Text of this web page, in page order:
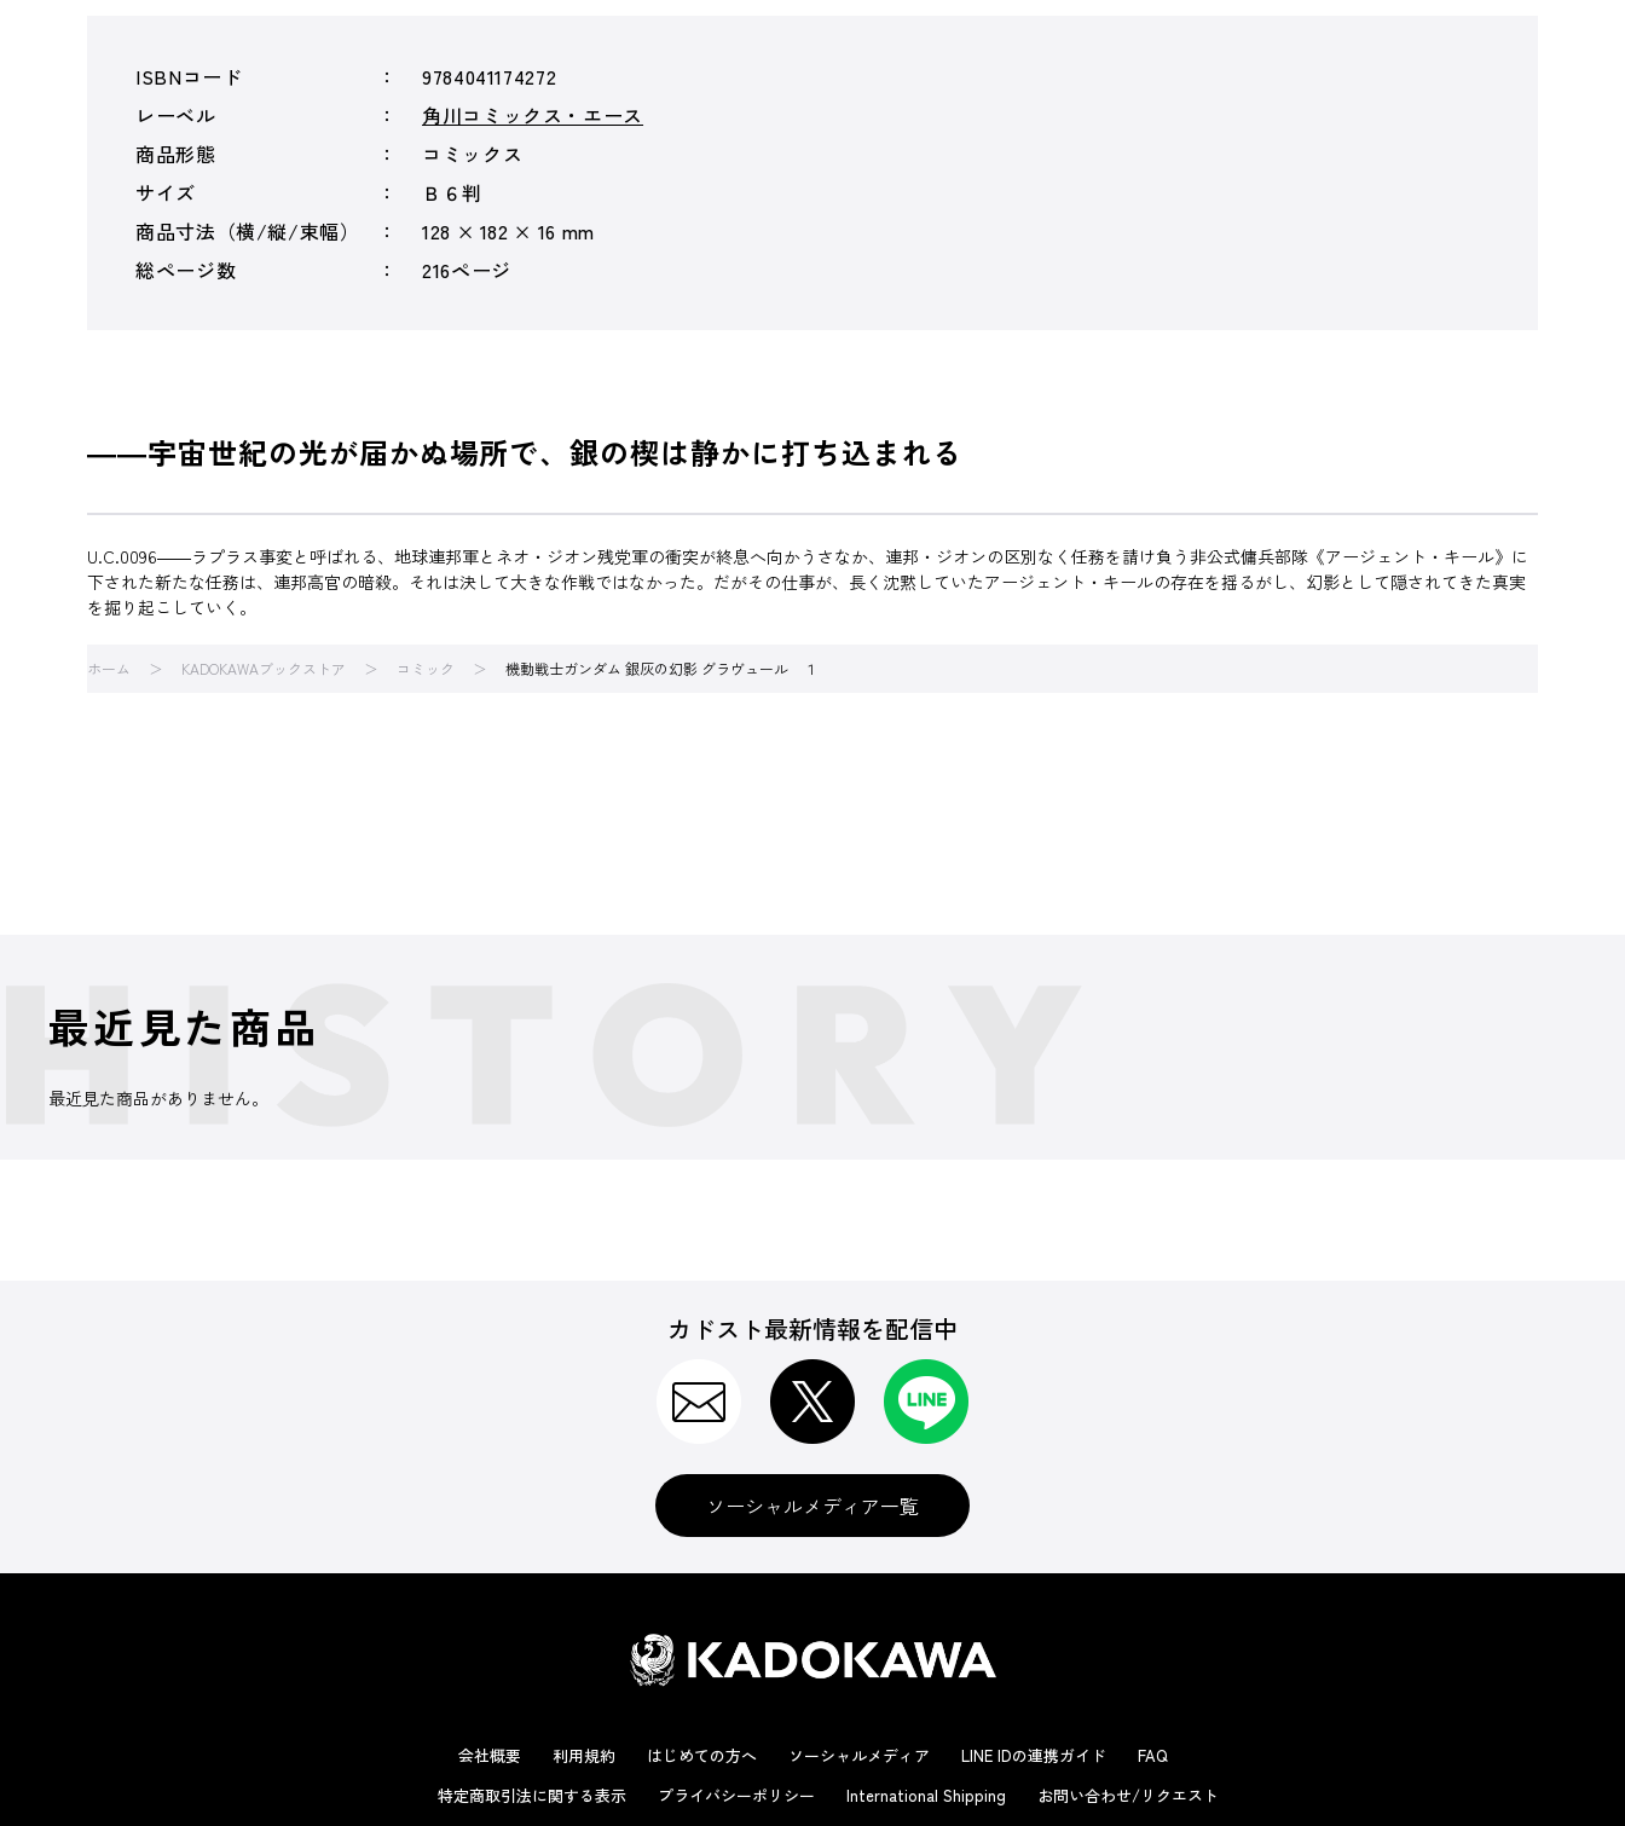
ISBNコード
9784041174272
レーベル
角川コミックス・エース
商品形態
コミックス
サイズ
Ｂ６判
商品寸法（横/縦/束幅）
128 × 182 × 16 mm
総ページ数
216ページ
――宇宙世紀の光が届かぬ場所で、銀の楔は静かに打ち込まれる
U.C.0096――ラプラス事変と呼ばれる、地球連邦軍とネオ・ジオン残党軍の衝突が終息へ向かうさなか、連邦・ジオンの区別なく任務を請け負う非公式傭兵部隊《アージェント・キール》に
下された新たな任務は、連邦高官の暗殺。それは決して大きな作戦ではなかった。だがその仕事が、長く沈黙していたアージェント・キールの存在を揺るがし、幻影として隠されてきた真実
を掘り起こしていく。
ホーム KADOKAWAブックストア コミック 機動戦士ガンダム 銀灰の幻影 グラヴュール １
最近見た商品
最近見た商品がありません。
カドスト最新情報を配信中
ソーシャルメディア一覧
会社概要 利用規約 はじめての方へ ソーシャルメディア LINE IDの連携ガイド
FAQ
特定商取引法に関する表示
プライバシーポリシー International Shipping お問い合わせ/リクエスト